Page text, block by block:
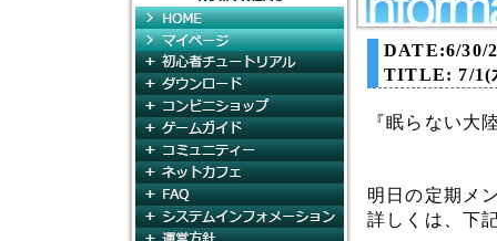
マイページ
初心者チュートリアル
ダウンロード
ゲームガイド
FAQ
システムインフォメー
DATE:6/30/
TITLE: 7/1(
『眠らない大
明日の定期メ
詳しくは、下